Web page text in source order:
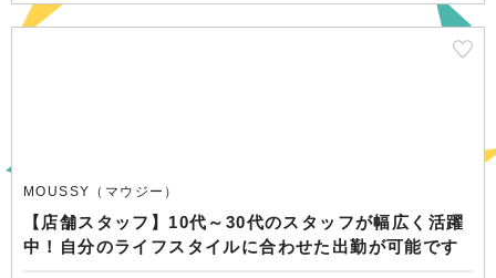
MOUSSY（マウジー）
【店舗スタッフ】10代～30代のスタッフが幅広く活躍
中！自分のライフスタイルに合わせた出勤が可能です